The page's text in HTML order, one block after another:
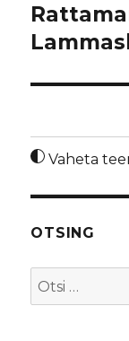
Vaheta
OTSING
Otsi: